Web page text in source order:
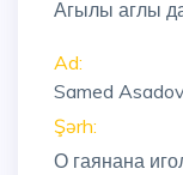
Агылы аглы
Ad:
Samed Asadov
Şərh:
О гаянана